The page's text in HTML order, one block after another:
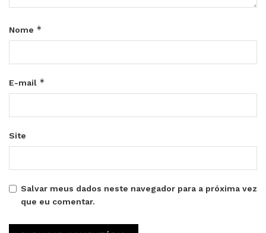
Nome *
E-mail *
Site
Salvar meus dados neste navegador para a próxima vez
que eu comentar.